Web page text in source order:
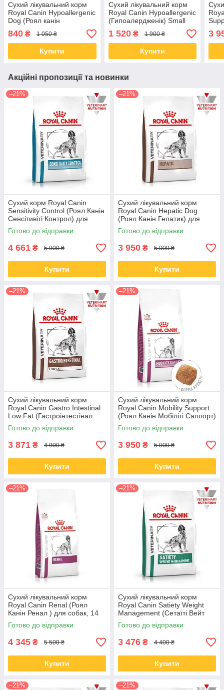
Сухий лікувальний корм
Royal Canin Hypoallergenic
Dog (Роял канін
Гіпоалердженік Дог) для
собак 2 КГ
840 ₴ 1 050 ₴
Купити
Сухий лікувальний корм
Royal Canin Hypoallergenic
(Гипоалердженік) Small
порід 3.5 КГ
1 520₴ 1 900 ₴
Купити
3
Акційні пропозиції та новинки
–21%
Сухий корм Royal Сanin
Sensitivity Control (Роял Канін
Сенсітивіті Контрол) для
собак у разі харчової алергії
14 КГ
Готово до відправки
4 661 ₴ 5 900 ₴
Купити
–21%
Сухий лікувальний корм
Royal Canin Hepatic Dog
(Роял Канін Гепатик) для
собак у разі захворювання
печінки, 12 КГ
Готово до відправки
3 950 ₴ 5 000 ₴
Купити
–21%
Сухий лікувальний корм
Royal Canin Gastro Intestinal
Low Fat (Гастроінтестінал
Лов Фет) для собак 12 кг
Готово до відправки
3 871 ₴ 4 900 ₴
Купити
–21%
Сухий лікувальний корм
Royal Canin Mobility Support
(Роял Канін Мобіліті Саппорт)
для собак 12 КГ
Готово до відправки
3 950 ₴ 5 000 ₴
Купити
–21%
Сухий лікувальний корм
Royal Canin Renal (Роял
Канін Ренал ) для собак, 14
КГ
Готово до відправки
4 345 ₴ 5 500 ₴
Купити
–21%
Сухий лікувальний корм
Royal Canin Satiety Weight
Management (Сетаїті Вейт
Менеджмент) для собак 12
КГ
Готово до відправки
3 476 ₴ 4 400 ₴
Купити
–21% –21%